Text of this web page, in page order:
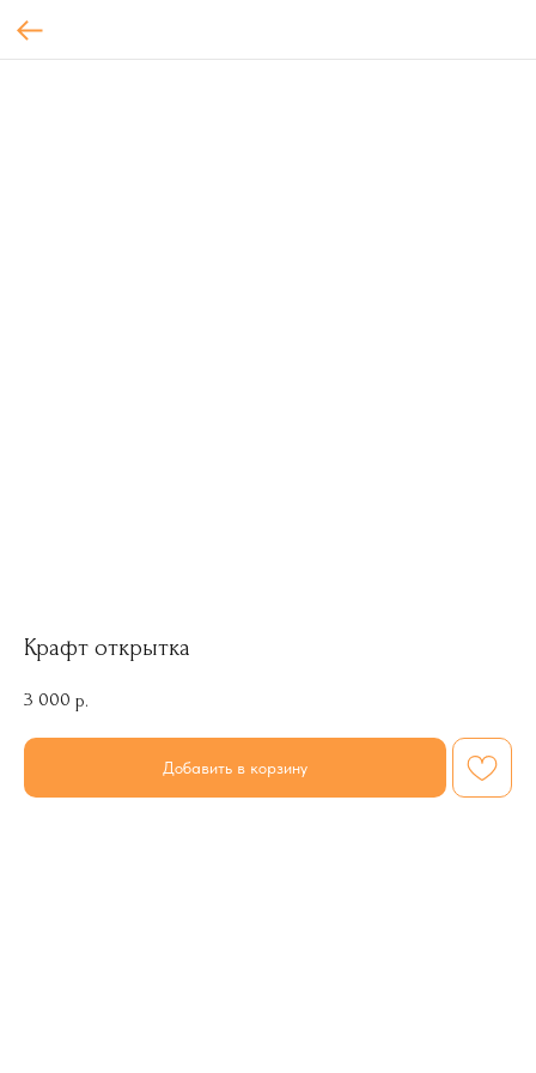
Крафт открытка
3 000 р.
Добавить в корзину